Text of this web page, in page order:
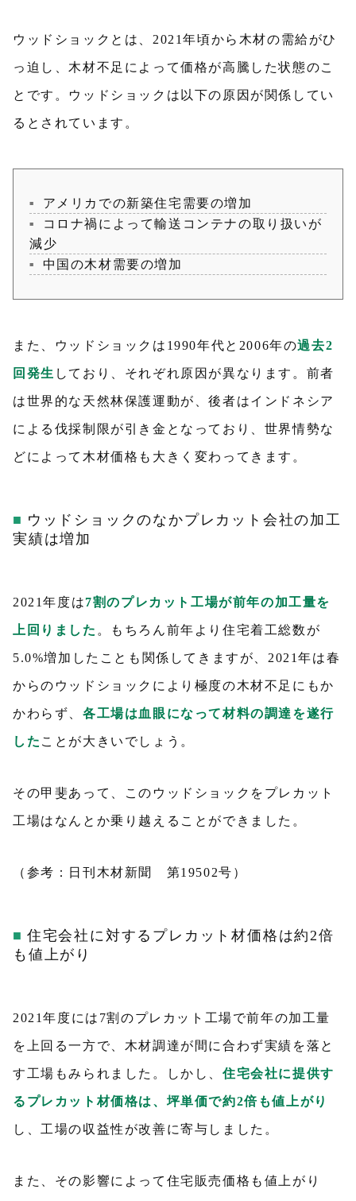
ウッドショックとは、2021年頃から木材の需給がひ
っ迫し、木材不足によって価格が高騰した状態のこ
とです。ウッドショックは以下の原因が関係してい
るとされています。
アメリカでの新築住宅需要の増加
コロナ禍によって輸送コンテナの取り扱いが
減少
中国の木材需要の増加
また、ウッドショックは1990年代と2006年の過去2
回発生 しており、それぞれ原因が異なります。前者
は世界的な天然林保護運動が、後者はインドネシア
による伐採制限が引き金となっており、世界情勢な
どによって木材価格も大きく変わってきます。
ウッドショックのなかプレカット会社の加工
実績は増加
2021年度は7割のプレカット工場が前年の加工量を
上回りました 。もちろん前年より住宅着工総数が
5.0%増加したことも関係してきますが、2021年は春
からのウッドショックにより極度の木材不足にもか
かわらず、 各工場は血眼になって材料の調達を遂行
した ことが大きいでしょう。
その甲斐あって、このウッドショックをプレカット
工場はなんとか乗り越えることができました。
（参考：日刊木材新聞 第19502号）
住宅会社に対するプレカット材価格は約2倍
も値上がり
2021年度には7割のプレカット工場で前年の加工量
を上回る一方で、木材調達が間に合わず実績を落と
す工場もみられました。しかし、 住宅会社に提供す
るプレカット材価格は、坪単価で約2倍も値上がり
し、工場の収益性が改善に寄与しました。
また、その影響によって住宅販売価格も値上がり